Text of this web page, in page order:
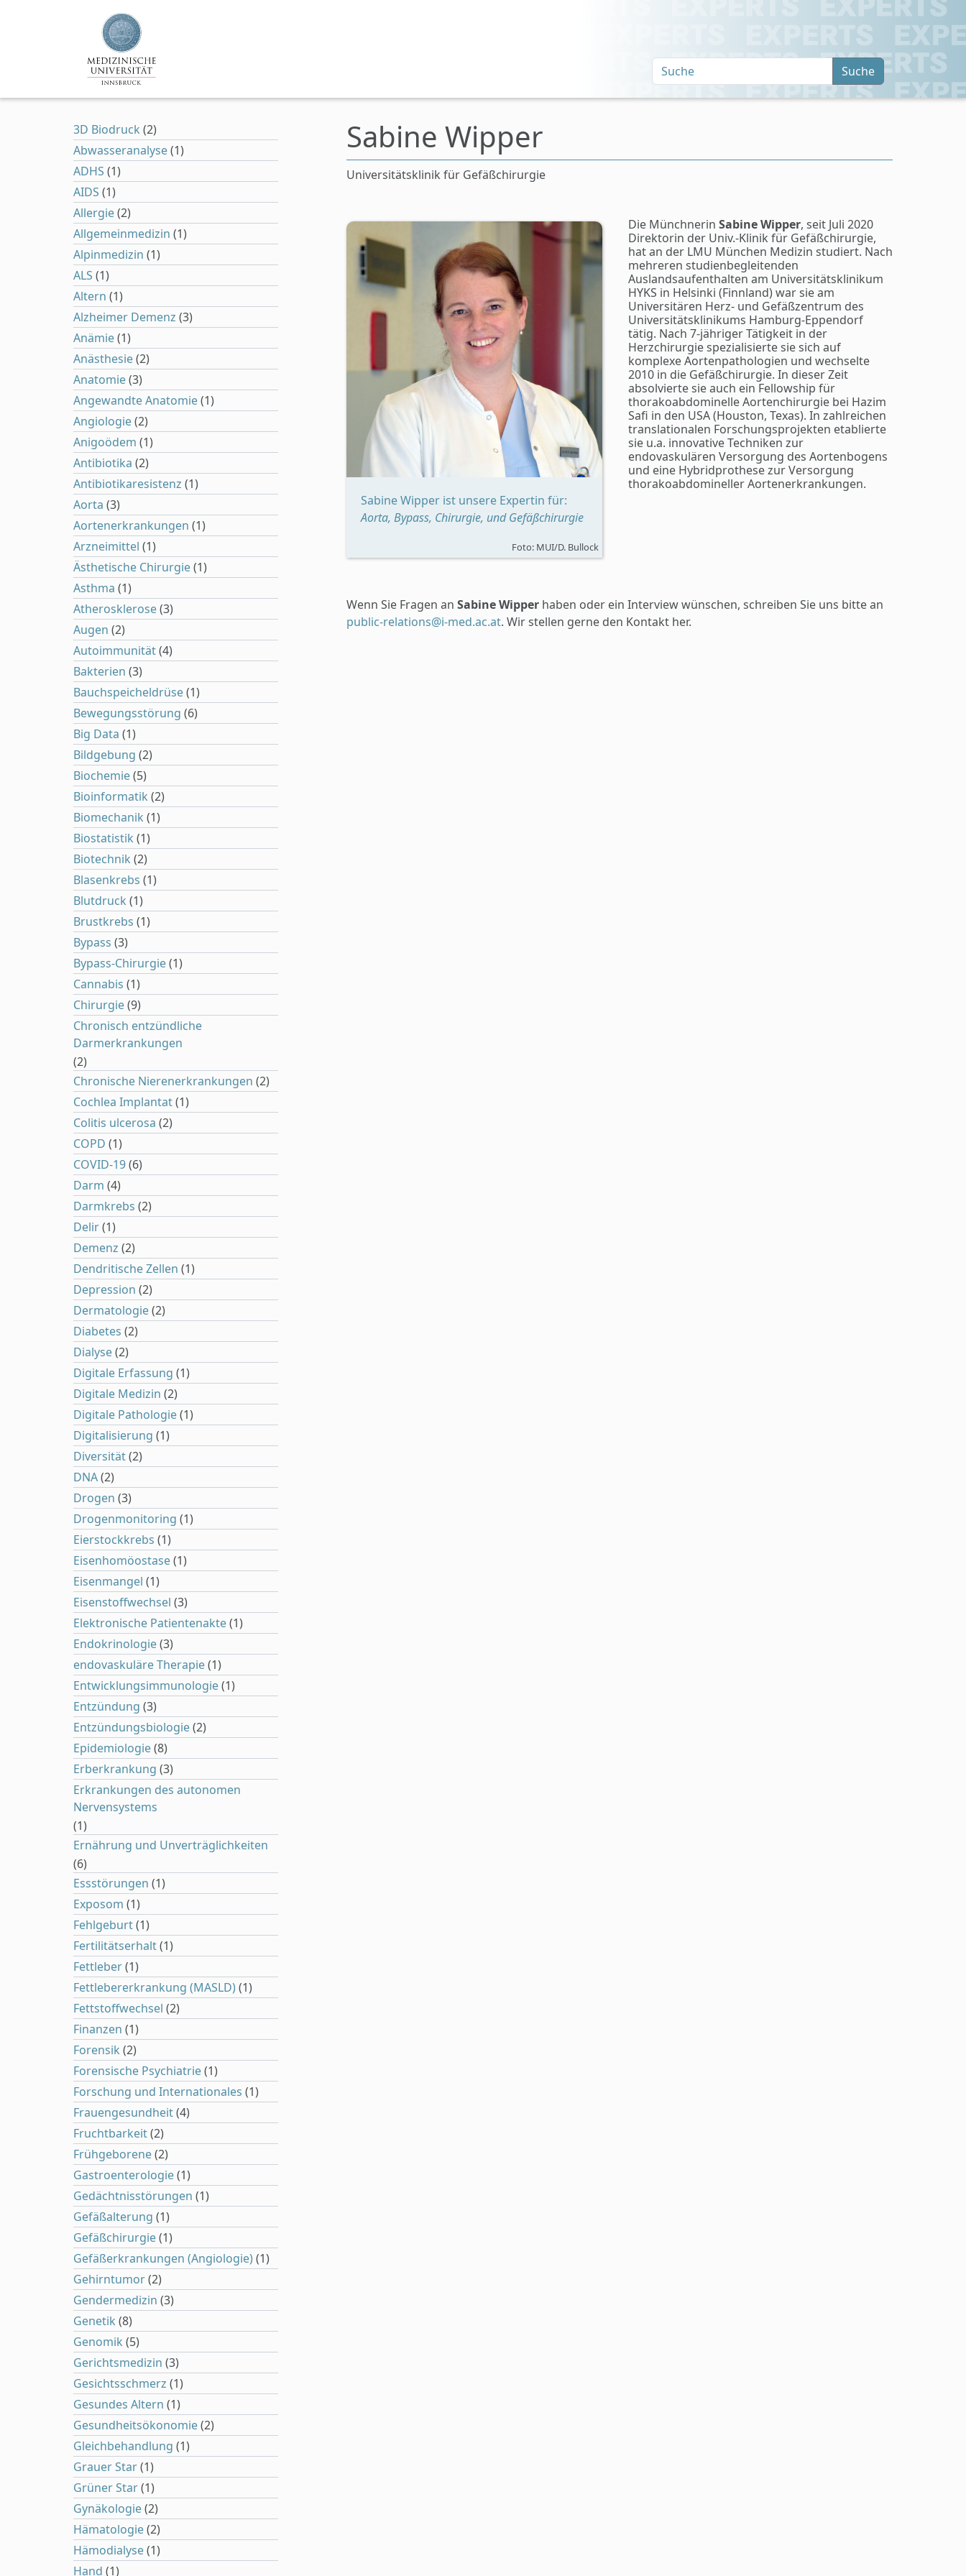
Zum Hauptinhalt springen
Suche
Sabine Wipper
Universitätsklinik für Gefäßchirurgie
Sabine Wipper ist unsere Expertin für:
Aorta, Bypass, Chirurgie, und Gefäßchirurgie
Foto: MUI/D. Bullock
Die Münchnerin Sabine Wipper, seit Juli 2020
Direktorin der Univ.-Klinik für Gefäßchirurgie,
hat an der LMU München Medizin studiert. Nach
mehreren studienbegleitenden
Auslandsaufenthalten am Universitätsklinikum
HYKS in Helsinki (Finnland) war sie am
Universitären Herz- und Gefäßzentrum des
Universitätsklinikums Hamburg-Eppendorf
tätig. Nach 7-jähriger Tätigkeit in der
Herzchirurgie spezialisierte sie sich auf
komplexe Aortenpathologien und wechselte
2010 in die Gefäßchirurgie. In dieser Zeit
absolvierte sie auch ein Fellowship für
thorakoabdominelle Aortenchirurgie bei Hazim
Safi in den USA (Houston, Texas). In zahlreichen
translationalen Forschungsprojekten etablierte
sie u.a. innovative Techniken zur
endovaskulären Versorgung des Aortenbogens
und eine Hybridprothese zur Versorgung
thorakoabdomineller Aortenerkrankungen.
Wenn Sie Fragen an Sabine Wipper haben oder ein Interview wünschen, schreiben Sie uns bitte an
public-relations@i-med.ac.at. Wir stellen gerne den Kontakt her.
3D Biodruck (2)
Abwasseranalyse(1)
ADHS (1)
AIDS (1)
Allergie(2)
Allgemeinmedizin (1)
Alpinmedizin (1)
ALS (1)
Altern (1)
Alzheimer Demenz (3)
Anämie(1)
Anästhesie(2)
Anatomie(3)
Angewandte Anatomie(1)
Angiologie(2)
Anigoödem (1)
Antibiotika (2)
Antibiotikaresistenz (1)
Aorta (3)
Aortenerkrankungen (1)
Arzneimittel (1)
Ästhetische Chirurgie(1)
Asthma (1)
Atherosklerose(3)
Augen (2)
Autoimmunität(4)
Bakterien (3)
Bauchspeicheldrüse(1)
Bewegungsstörung (6)
Big Data (1)
Bildgebung (2)
Biochemie(5)
Bioinformatik (2)
Biomechanik (1)
Biostatistik (1)
Biotechnik (2)
Blasenkrebs (1)
Blutdruck (1)
Brustkrebs (1)
Bypass (3)
Bypass-Chirurgie(1)
Cannabis (1)
Chirurgie(9)
Chronisch entzündliche
Darmerkrankungen
(2)
Chronische Nierenerkrankungen (2)
Cochlea Implantat(1)
Colitis ulcerosa (2)
COPD (1)
COVID-19(6)
Darm (4)
Darmkrebs (2)
Delir(1)
Demenz (2)
Dendritische Zellen (1)
Depression (2)
Dermatologie(2)
Diabetes (2)
Dialyse(2)
Digitale Erfassung (1)
Digitale Medizin (2)
Digitale Pathologie(1)
Digitalisierung (1)
Diversität(2)
DNA(2)
Drogen (3)
Drogenmonitoring (1)
Eierstockkrebs (1)
Eisenhomöostase(1)
Eisenmangel (1)
Eisenstoffwechsel (3)
Elektronische Patientenakte(1)
Endokrinologie(3)
endovaskuläre Therapie(1)
Entwicklungsimmunologie(1)
Entzündung (3)
Entzündungsbiologie(2)
Epidemiologie(8)
Erberkrankung (3)
Erkrankungen des autonomen
Nervensystems
(1)
Ernährung und Unverträglichkeiten
(6)
Essstörungen (1)
Exposom (1)
Fehlgeburt(1)
Fertilitätserhalt(1)
Fettleber(1)
Fettlebererkrankung (MASLD)(1)
Fettstoffwechsel (2)
Finanzen (1)
Forensik (2)
Forensische Psychiatrie(1)
Forschung und Internationales (1)
Frauengesundheit(4)
Fruchtbarkeit(2)
Frühgeborene(2)
Gastroenterologie(1)
Gedächtnisstörungen (1)
Gefäßalterung (1)
Gefäßchirurgie(1)
Gefäßerkrankungen (Angiologie)(1)
Gehirntumor(2)
Gendermedizin (3)
Genetik (8)
Genomik (5)
Gerichtsmedizin (3)
Gesichtsschmerz (1)
Gesundes Altern (1)
Gesundheitsökonomie(2)
Gleichbehandlung (1)
Grauer Star(1)
Grüner Star(1)
Gynäkologie(2)
Hämatologie(2)
Hämodialyse(1)
Hand (1)